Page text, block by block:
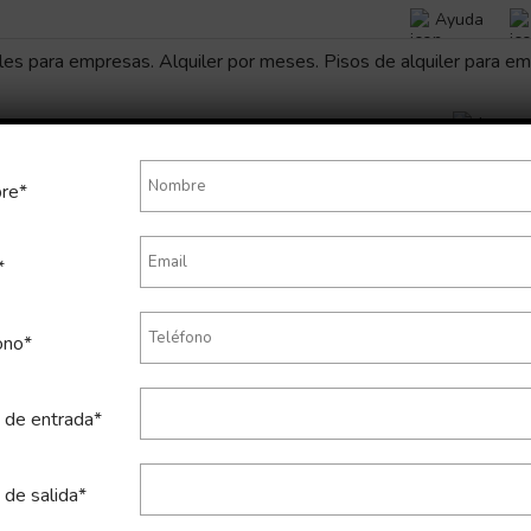
Ayuda
de apartamento en
de entrada*
de salida*